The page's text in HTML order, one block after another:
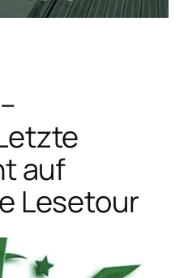
auf
Lesetour